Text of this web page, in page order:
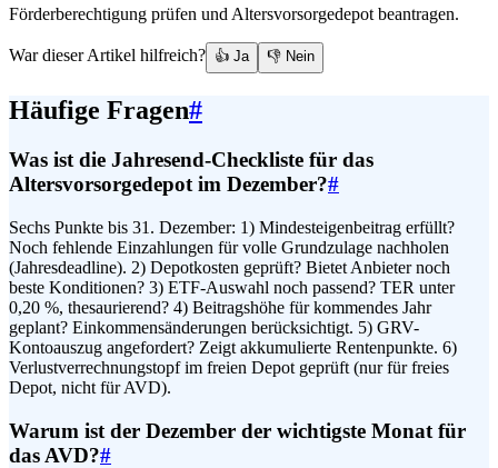
Förderberechtigung prüfen und Altersvorsorgedepot beantragen.
War dieser Artikel hilfreich? 👍 Ja 👎 Nein
Häufige Fragen#
Was ist die Jahresend-Checkliste für das
Altersvorsorgedepot im Dezember?#
Sechs Punkte bis 31. Dezember: 1) Mindesteigenbeitrag erfüllt?
Noch fehlende Einzahlungen für volle Grundzulage nachholen
(Jahresdeadline). 2) Depotkosten geprüft? Bietet Anbieter noch
beste Konditionen? 3) ETF-Auswahl noch passend? TER unter
0,20 %, thesaurierend? 4) Beitragshöhe für kommendes Jahr
geplant? Einkommensänderungen berücksichtigt. 5) GRV-
Kontoauszug angefordert? Zeigt akkumulierte Rentenpunkte. 6)
Verlustverrechnungstopf im freien Depot geprüft (nur für freies
Depot, nicht für AVD).
Warum ist der Dezember der wichtigste Monat für
das AVD?#